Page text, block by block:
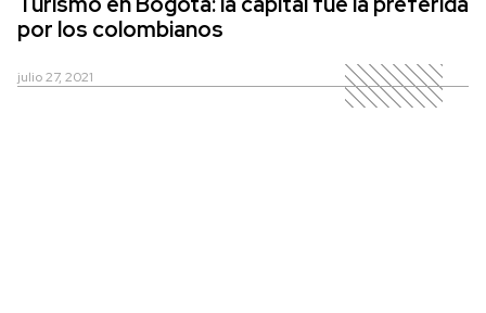
por los colombianos
julio 27, 2021